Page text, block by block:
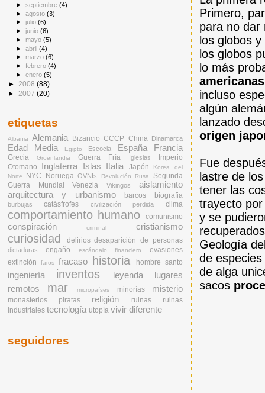
Primero,
para no dar
los globos
los globos
lo más
americanas
incluso
algún
lanzado
origen
Fue
lastre de
tener las
trayecto
y se
Geología
de
de alga
sacos
►septiembre(4)
►agosto(3)
►julio(6)
►junio(6)
► mayo(5)
►abril(4)
► marzo(6)
►febrero(4)
►enero(5)
► 2008 (88)
► 2007 (20)
etiquetas
Albania Alemania Bizancio CCCP China Dinamarca
Edad Media Egipto Escocia España Francia
Grecia Groenlandia Guerra Fría Iglesias
Imperio
Otomano
Inglaterra Islas Italia Japón
Korea del
Norte
NYC Noruega OVNIs Revolución Rusa
Segunda
Guerra Mundial
Venezia Vikingos
aislamiento
arquitectura y urbanismo
barcos biografia
burbujas catásfrofes civilización perdida clima
comportamiento humano comunismo
conspiración criminal cristianismo
curiosidad delirios desaparición de personas
dictaduras engaño escándalo financiero
evasiones
extinción
faros fracaso historia hombre santo
ingeniería inventos leyenda
lugares
remotos
mar micropaíses minorías misterio
monasterios piratas religión ruinas
ruinas
industriales tecnología utopía vivir diferente
seguidores